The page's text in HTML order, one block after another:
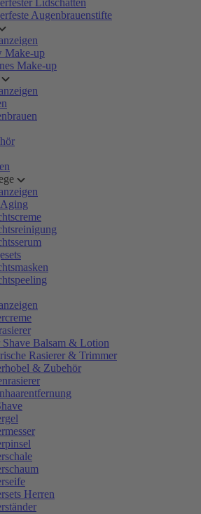
Lidschatten
Augenbrauenstifte
Make-up
Make-up
Balsam & Lotion
Rasierer & Trimmer
& Zubehör
Herren